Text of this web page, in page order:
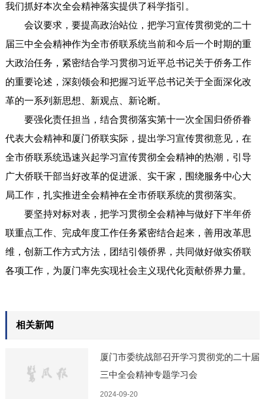
我们抓好本次全会精神落实提供了科学指引。
会议要求，要提高政治站位，把学习宣传贯彻党的二十
届三中全会精神作为全市侨联系统当前和今后一个时期的重
大政治任务，紧密结合学习贯彻习近平总书记关于侨务工作
的重要论述，深刻领会和把握习近平总书记关于全面深化改
革的一系列新思想、新观点、新论断。
要强化责任担当，结合贯彻落实第十一次全国归侨侨眷
代表大会精神和厦门侨联实际，提出学习宣传贯彻意见，在
全市侨联系统迅速兴起学习宣传贯彻全会精神的热潮，引导
广大侨联干部当好改革的促进派、实干家，围绕服务中心大
局工作，扎实推进全会精神在全市侨联系统的贯彻落实。
要坚持对标对表，把学习贯彻全会精神与做好下半年侨
联重点工作、完成年度工作任务紧密结合起来，善用改革思
维，创新工作方式方法，团结引领侨界，共同做好做实侨联
各项工作，为厦门率先实现社会主义现代化贡献侨界力量。
相关新闻
厦门市委统战部召开学习贯彻党的二十届
三中全会精神专题学习会
2024-09-20